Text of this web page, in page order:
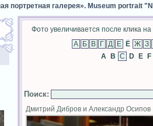
портретная галерея». Museum portrait
Фото увеличивается после клика на
Ё
A
B D E F
Поиск:
Дмитрий Дибров и Александр